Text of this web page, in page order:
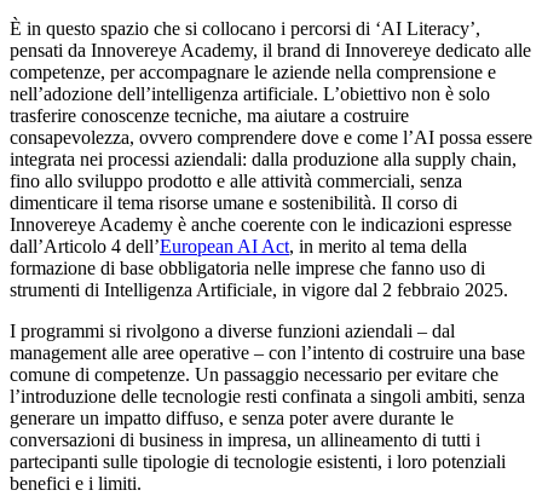
È in questo spazio che si collocano i percorsi di ‘AI Literacy’,
pensati da Innovereye Academy, il brand di Innovereye dedicato alle
competenze, per accompagnare le aziende nella comprensione e
nell’adozione dell’intelligenza artificiale. L’obiettivo non è solo
trasferire conoscenze tecniche, ma aiutare a costruire
consapevolezza, ovvero comprendere dove e come l’AI possa essere
integrata nei processi aziendali: dalla produzione alla supply chain,
fino allo sviluppo prodotto e alle attività commerciali, senza
dimenticare il tema risorse umane e sostenibilità. Il corso di
Innovereye Academy è anche coerente con le indicazioni espresse
dall’Articolo 4 dell’European AI Act, in merito al tema della
formazione di base obbligatoria nelle imprese che fanno uso di
strumenti di Intelligenza Artificiale, in vigore dal 2 febbraio 2025.
I programmi si rivolgono a diverse funzioni aziendali – dal
management alle aree operative – con l’intento di costruire una base
comune di competenze. Un passaggio necessario per evitare che
l’introduzione delle tecnologie resti confinata a singoli ambiti, senza
generare un impatto diffuso, e senza poter avere durante le
conversazioni di business in impresa, un allineamento di tutti i
partecipanti sulle tipologie di tecnologie esistenti, i loro potenziali
benefici e i limiti.